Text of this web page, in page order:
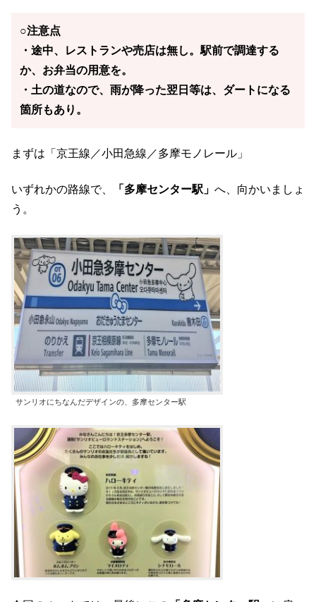
○注意点
・途中、レストランや売店は無し。駅前で調達する
か、お弁当の用意を。
・土の道なので、雨が降った翌日等は、ダートになる
箇所もあり。
まずは「京王線／小田急線／多摩モノレール」
いずれかの路線で、 「多摩センター駅」 へ、向かいましょ
う。
サンリオにちなんだデザインの、多摩センター駅